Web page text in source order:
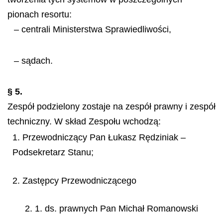
pionach resortu:
– centrali Ministerstwa Sprawiedliwości,
– sądach.
§ 5.
Zespół podzielony zostaje na zespół prawny i zespół
techniczny. W skład Zespołu wchodzą:
1. Przewodniczący Pan Łukasz Rędziniak –
Podsekretarz Stanu;
2. Zastępcy Przewodniczącego
2. 1. ds. prawnych Pan Michał Romanowski